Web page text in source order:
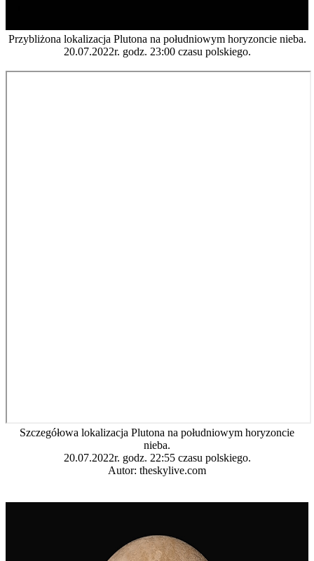
Przybliżona lokalizacja Plutona na południowym horyzoncie nieba.
20.07.2022r. godz. 23:00 czasu polskiego.
Szczegółowa lokalizacja Plutona na południowym horyzoncie
nieba.
20.07.2022r. godz. 22:55 czasu polskiego.
Autor: theskylive.com